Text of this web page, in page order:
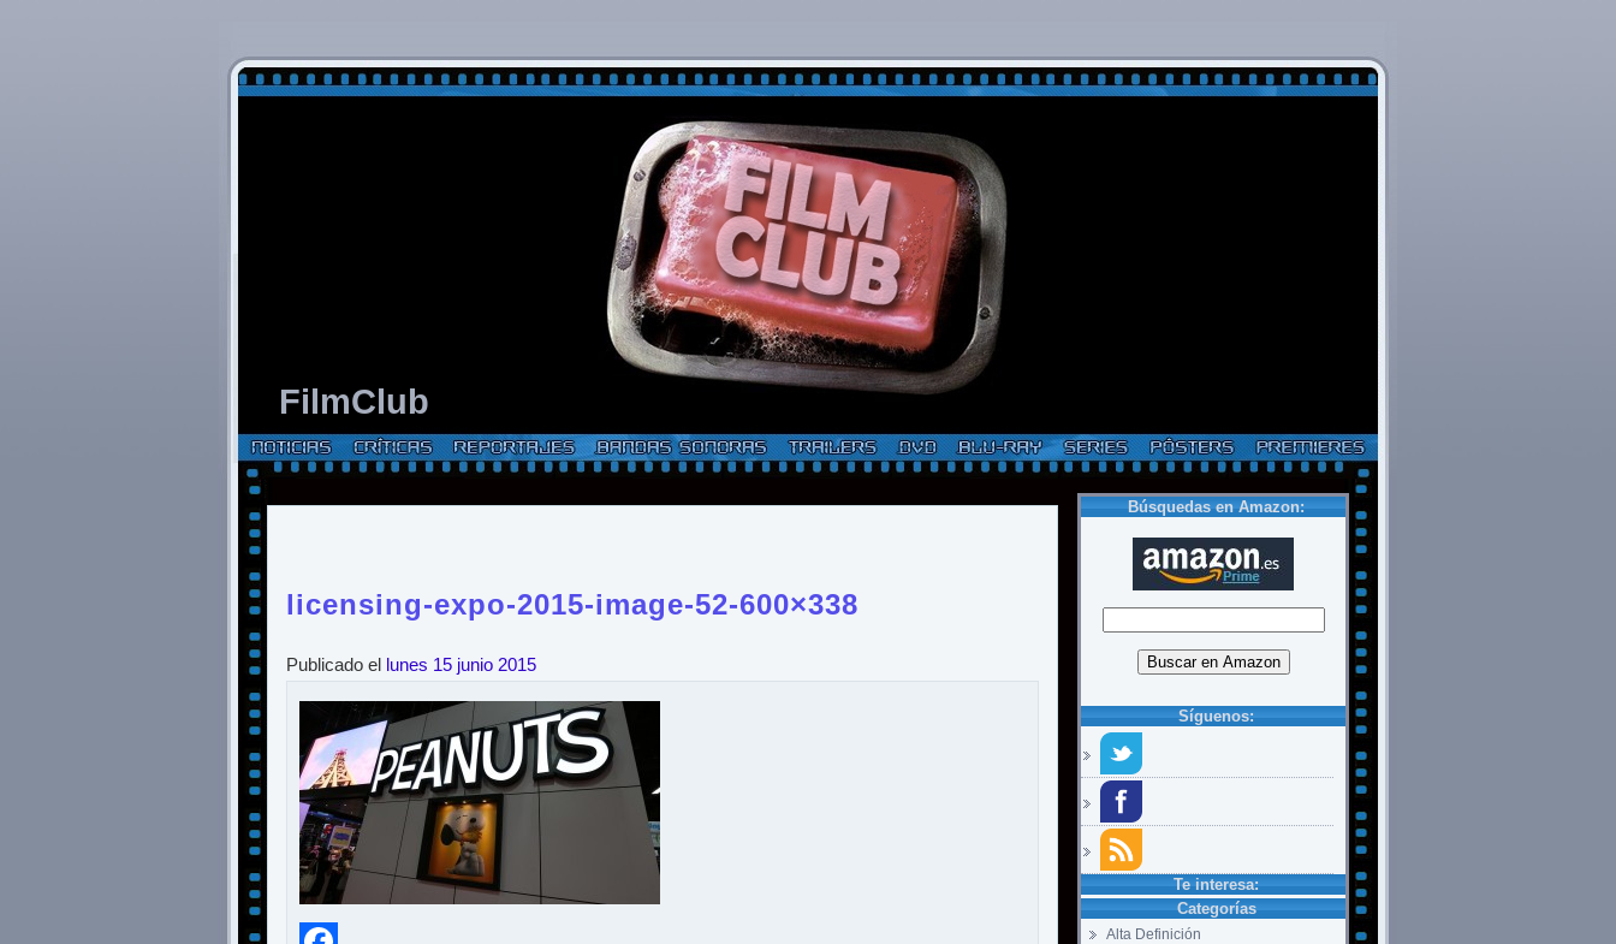
FilmClub
Búsquedas en Amazon:
Síguenos:
Te interesa:
Categorías
Alta Definición
licensing-expo-2015-image-52-600×338
Publicado el lunes 15 junio 2015